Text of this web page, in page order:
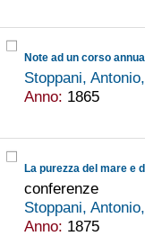
Note ad un corso
Stoppani,
Anno: 1865
conferenze
Stoppani,
Anno: 1875